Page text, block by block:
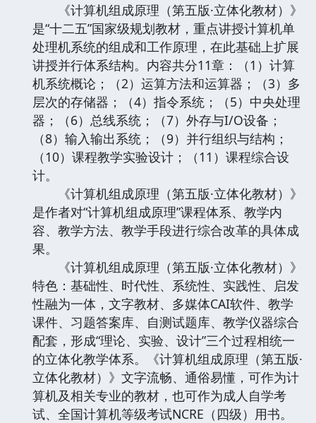
《计算机组成原理（第五版·立体化教材）》
是“十二五”国家级规划教材，重点讲授计算机单
处理机系统的组成和工作原理，在此基础上扩展
讲授并行体系结构。内容共分11章：（1）计算
机系统概论；（2）运算方法和运算器；（3）多
层次的存储器；（4）指令系统；（5）中央处理
器；（6）总线系统；（7）外存与I/O设备；
（8）输入输出系统；（9）并行组织与结构；
（10）课程教学实验设计；（11）课程综合设
计。
《计算机组成原理（第五版·立体化教材）》
是作者对“计算机组成原理”课程体系、教学内
容、教学方法、教学手段进行综合改革的具体成
果。
《计算机组成原理（第五版·立体化教材）》
特色：基础性、时代性、系统性、实践性、启发
性融为一体，文字教材、多媒体CAI软件、教学
课件、习题答案库、自测试题库、教学仪器综合
配套，形成“理论、实验、设计”三个过程相统一
的立体化教学体系。《计算机组成原理（第五版·
立体化教材）》文字流畅、通俗易懂，可作为计
算机及相关专业的教材，也可作为成人自学考
试、全国计算机等级考试NCRE（四级）用书。